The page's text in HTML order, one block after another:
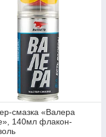
смазка «Валера
140мл флакон-